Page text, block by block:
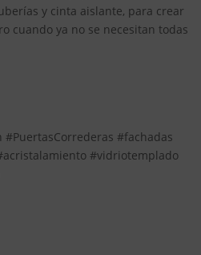
y cinta aislante, para crear
cuando ya no se necesitan todas
#fachadas
#vidriotemplado